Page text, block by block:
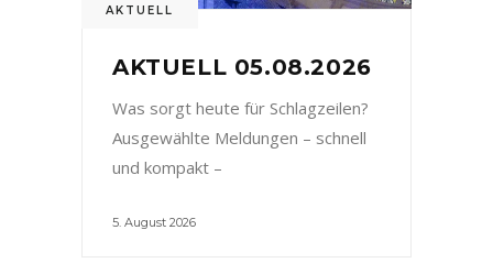
AKTUELL
AKTUELL 05.08.2026
Was sorgt heute für Schlagzeilen?
Ausgewählte Meldungen – schnell
und kompakt –
5. August 2026